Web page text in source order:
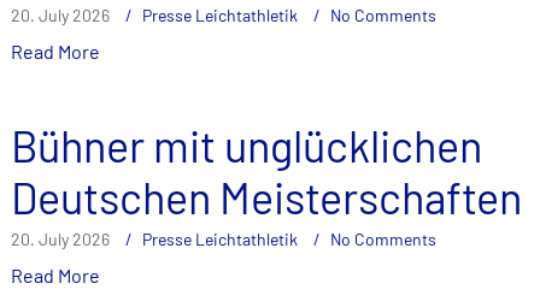
20. July 2026 Presse Leichtathletik No Comments
Read More
Bühner mit unglücklichen
Deutschen Meisterschaften
20. July 2026 Presse Leichtathletik No Comments
Read More